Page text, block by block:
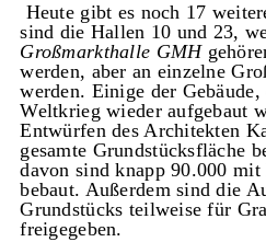
Heute gibt es noch 17
sind die Hallen 10 und 23,
Großmarkthalle GMH
werden, aber an einzelne
werden. Einige der
Weltkrieg wieder aufgebaut
Entwürfen des Architekten
gesamte Grundstücksfläche
davon sind knapp 90.000 mit
bebaut. Außerdem sind die
Grundstücks teilweise für
freigegeben.